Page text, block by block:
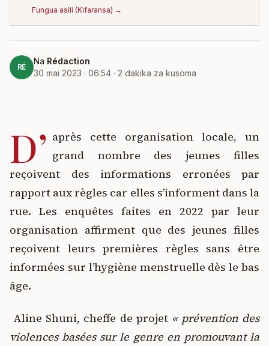
Fungua asili (Kifaransa) →
RÉ
Na Rédaction
30 mai 2023 · 06:54 · 2 dakika za kusoma
D’ après cette organisation locale, un
grand nombre des jeunes filles
reçoivent des informations erronées par
rapport aux règles car elles s’informent dans la
rue. Les enquêtes faites en 2022 par leur
organisation affirment que des jeunes filles
reçoivent leurs premières règles sans être
informées sur l’hygiène menstruelle dès le bas
âge.
Aline Shuni, cheffe de projet « prévention des
violences basées sur le genre en promouvant la